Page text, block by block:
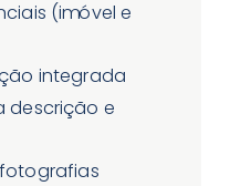
(imóvel e
integrada
descrição e